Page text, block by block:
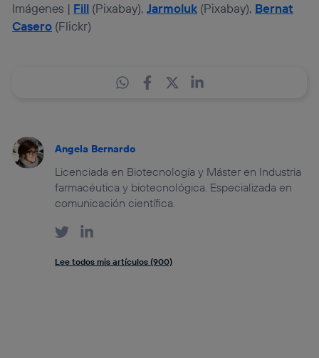
Imágenes | Fill (Pixabay),Jarmoluk (Pixabay), Bernat
Casero (Flickr)
Angela Bernardo
Licenciada en Biotecnología y Máster en Industria
farmacéutica y biotecnológica. Especializada en
comunicación científica.
Lee todos mis artículos (900)